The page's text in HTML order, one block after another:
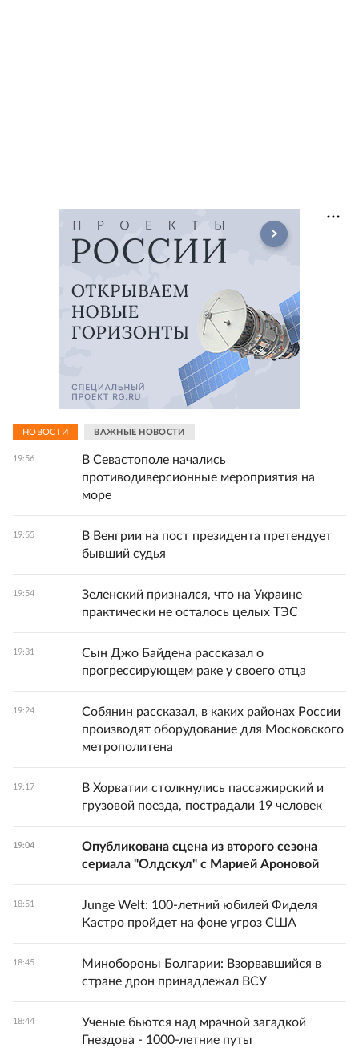
НОВОСТИ ВАЖНЫЕ НОВОСТИ
19:56
В Севастополе начались
противодиверсионные мероприятия на
море
19:55
В Венгрии на пост президента претендует
бывший судья
19:54
Зеленский признался, что на Украине
практически не осталось целых ТЭС
19:31
Сын Джо Байдена рассказал о
прогрессирующем раке у своего отца
19:24
Собянин рассказал, в каких районах России
производят оборудование для Московского
метрополитена
19:17
В Хорватии столкнулись пассажирский и
грузовой поезда, пострадали 19 человек
19:04
Опубликована сцена из второго сезона
сериала "Олдскул" с Марией Ароновой
18:51
Junge Welt: 100-летний юбилей Фиделя
Кастро пройдет на фоне угроз США
18:45
Минобороны Болгарии: Взорвавшийся в
стране дрон принадлежал ВСУ
18:44
Ученые бьются над мрачной загадкой
Гнездова - 1000-летние путы